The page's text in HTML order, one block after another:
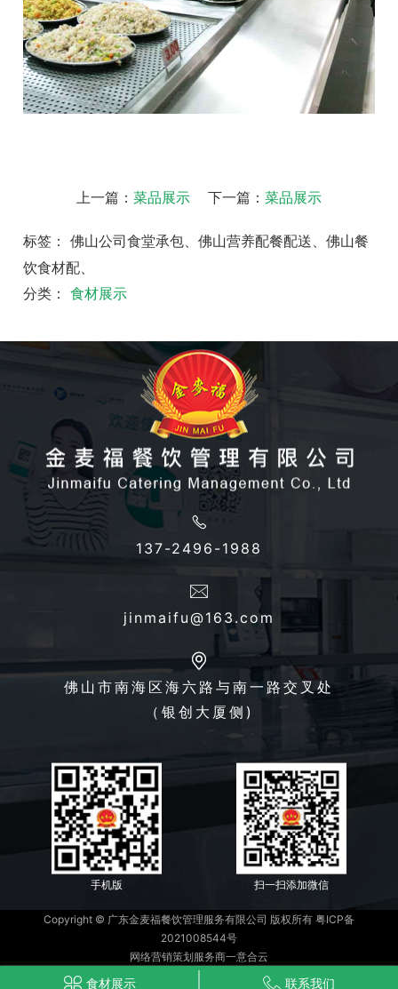
上一篇： 菜品展示 下一篇： 菜品展示
标签： 佛山公司食堂承包、佛山营养配餐配送、佛山餐
饮食材配、
分类： 食材展示
137-2496-1988
jinmaifu@163.com
佛山市南海区海六路与南一路交叉处
（银创大厦侧)
手机版 扫一扫添加微信
Copyright © 广东金麦福餐饮管理服务有限公司 版权所有 粤ICP备
2021008544号
网络营销策划服务商一意合云
食材展示 联系我们